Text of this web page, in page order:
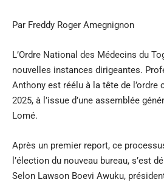
Par Freddy Roger Amegnignon
L’Ordre National des Médecins du
nouvelles instances dirigeantes.
Anthony est réélu à la tête de l’ordre
2025, à l’issue d’une assemblée
Lomé.
Après un premier report, ce
l’élection du nouveau bureau, s’est
Selon Lawson Boevi Awuku,